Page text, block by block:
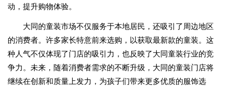
动，提升购物体验。
大同的童装市场不仅服务于本地居民，还吸引了周边地区
的消费者。许多家长特意前来选购，以获取最新款的童装。这
种人气不仅体现了门店的吸引力，也反映了大同童装行业的竞
争力。未来，随着消费者需求的不断升级，大同的童装门店将
继续在创新和质量上发力，为孩子们带来更多优质的服饰选